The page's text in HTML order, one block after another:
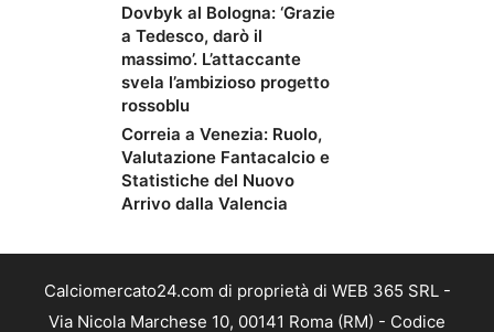
Dovbyk al Bologna: ‘Grazie
a Tedesco, darò il
massimo’. L’attaccante
svela l’ambizioso progetto
rossoblu
Correia a Venezia: Ruolo,
Valutazione Fantacalcio e
Statistiche del Nuovo
Arrivo dalla Valencia
Calciomercato24.com di proprietà di WEB 365 SRL -
Via Nicola Marchese 10, 00141 Roma (RM) - Codice